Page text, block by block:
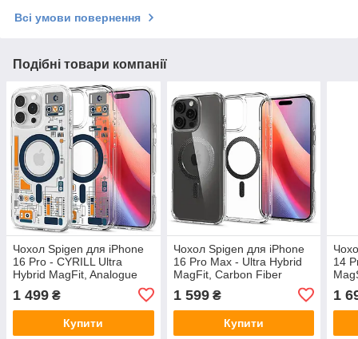
Всі умови повернення
Подібні товари компанії
Чохол Spigen для iPhone
16 Pro - CYRILL Ultra
Hybrid MagFit, Analogue
1 499 ₴
Купити
Чохол Spigen для iPhone
16 Pro Max - Ultra Hybrid
MagFit, Carbon Fiber
1 599₴
Купити
14
1